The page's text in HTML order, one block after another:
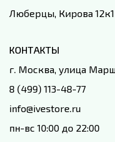
Люберцы, Кирова 12к1
КОНТАКТЫ
г. Москва, улица
8 (499) 113-48-77
info@ivestore.ru
пн-вс 10:00 до 22:00